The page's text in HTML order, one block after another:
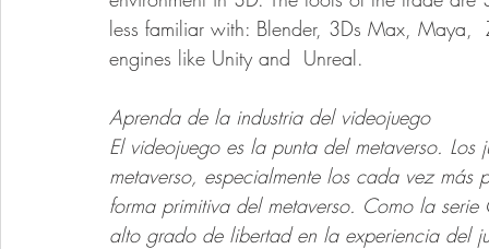
less familiar with: Blender, 3Ds Max, Maya,
engines like Unity and  Unreal.
Aprenda de la industria del videojuego
El videojuego es la punta del metaverso.
metaverso, especialmente los cada vez
forma primitiva del metaverso. Como la
alto grado de libertad en la experiencia del